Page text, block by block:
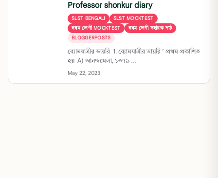
Professor shonkur diary
SLST BENGALI
SLST MOCKTEST
নবম শ্রেণী MOCKTEST
নবম শ্রেণী সহায়ক পাঠ
BLOGGERPOSTS
ব্যোমযাত্রীর ডায়রি 1. ব্যোমযাত্রীর ডায়রি ‘ প্রথম প্রকাশিত
হয় A) আনন্দমেলা, ১৩৭৯ ...
May 22, 2023